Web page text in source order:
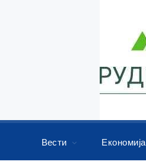
Вести Економија